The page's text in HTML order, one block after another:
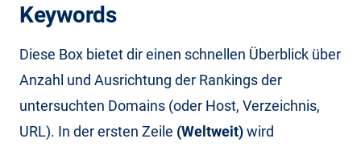
Keywords
Diese Box bietet dir einen schnellen Überblick über
Anzahl und Ausrichtung der Rankings der
untersuchten Domains (oder Host, Verzeichnis,
URL). In der ersten Zeile (Weltweit)wird